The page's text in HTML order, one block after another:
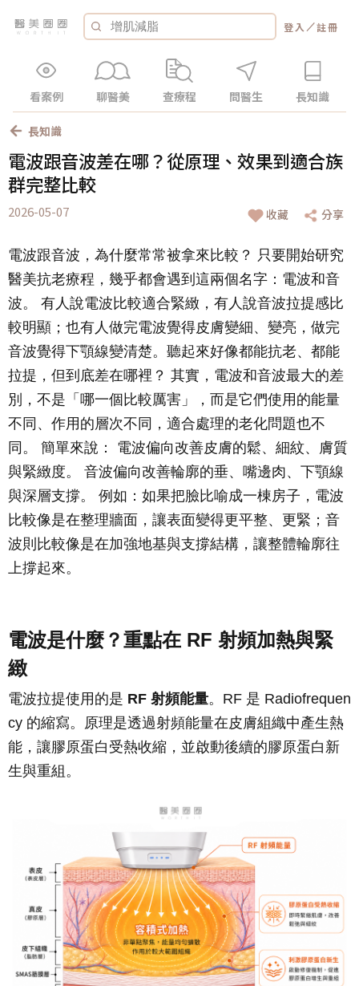
登入 ／註冊
看案例 聊醫美 查療程 問醫生 長知識
長知識
電波跟音波差在哪？從原理、效果到適合族
群完整比較
2026-05-07 收藏 分享
電波跟音波，為什麼常常被拿來比較？ 只要開始研究
醫美抗老療程，幾乎都會遇到這兩個名字：電波和音
波。 有人說電波比較適合緊緻，有人說音波拉提感比
較明顯；也有人做完電波覺得皮膚變細、變亮，做完
音波覺得下顎線變清楚。聽起來好像都能抗老、都能
拉提，但到底差在哪裡？ 其實，電波和音波最大的差
別，不是「哪一個比較厲害」，而是它們使用的能量
不同、作用的層次不同，適合處理的老化問題也不
同。 簡單來說： 電波偏向改善皮膚的鬆、細紋、膚質
與緊緻度。 音波偏向改善輪廓的垂、嘴邊肉、下顎線
與深層支撐。 例如：如果把臉比喻成一棟房子，電波
比較像是在整理牆面，讓表面變得更平整、更緊；音
波則比較像是在加強地基與支撐結構，讓整體輪廓往
上撐起來。
電波是什麼？重點在 RF 射頻加熱與緊
緻
電波拉提使用的是 RF 射頻能量。RF 是 Radiofrequen
cy 的縮寫。原理是透過射頻能量在皮膚組織中產生熱
能，讓膠原蛋白受熱收縮，並啟動後續的膠原蛋白新
生與重組。